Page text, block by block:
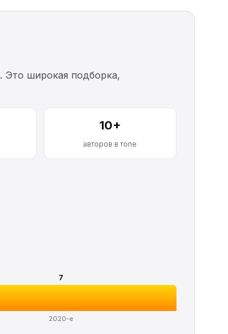
. Это широкая подборка,
10+
авторов в топе
7
2020-е